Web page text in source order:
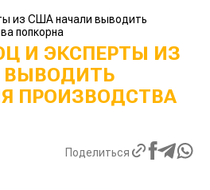
из США начали выводить
попкорна
И ЭКСПЕРТЫ ИЗ
ПРОИЗВОДСТВА
Поделиться